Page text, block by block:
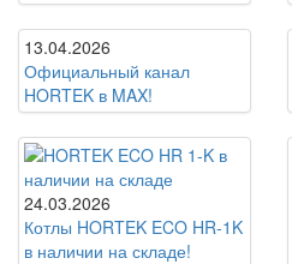
13.04.2026
Официальный канал
HORTEK в MAX!
24.03.2026
Котлы HORTEK ECO HR-1K
в наличии на складе!